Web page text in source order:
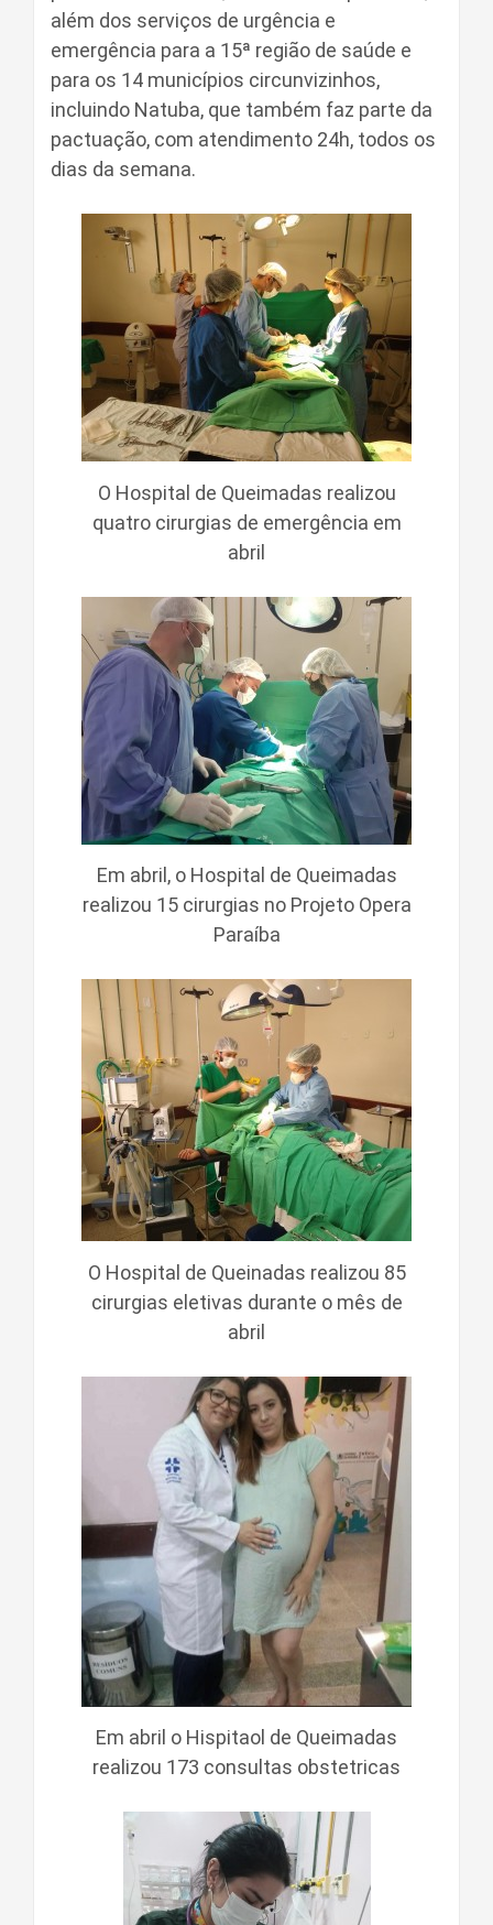
além dos serviços de urgência e
emergência para a 15ª região de saúde e
para os 14 municípios circunvizinhos,
incluindo Natuba, que também faz parte da
pactuação, com atendimento 24h, todos os
dias da semana.
O Hospital de Queimadas realizou
quatro cirurgias de emergência em
abril
Em abril, o Hospital de Queimadas
realizou 15 cirurgias no Projeto Opera
Paraíba
O Hospital de Queinadas realizou 85
cirurgias eletivas durante o mês de
abril
Em abril o Hispitaol de Queimadas
realizou 173 consultas obstetricas